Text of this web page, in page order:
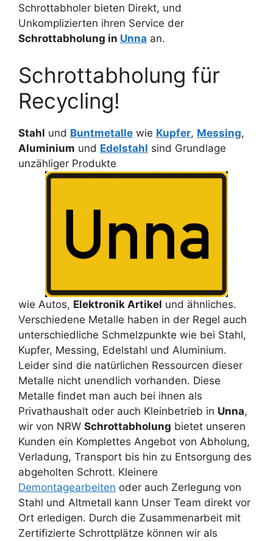
Schrottabholer bieten Direkt, und
Unkomplizierten ihren Service der
Schrottabholung in Unna an.
Schrottabholung für
Recycling!
Stahl und Buntmetalle wie Kupfer, Messing,
Aluminium und Edelstahl sind Grundlage
unzähliger Produkte
wie Autos, Elektronik Artikel und ähnliches.
Verschiedene Metalle haben in der Regel auch
unterschiedliche Schmelzpunkte wie bei Stahl,
Kupfer, Messing, Edelstahl und Aluminium.
Leider sind die natürlichen Ressourcen dieser
Metalle nicht unendlich vorhanden. Diese
Metalle findet man auch bei ihnen als
Privathaushalt oder auch Kleinbetrieb in Unna,
wir von NRW Schrottabholung bietet unseren
Kunden ein Komplettes Angebot von Abholung,
Verladung, Transport bis hin zu Entsorgung des
abgeholten Schrott. Kleinere
Demontagearbeiten oder auch Zerlegung von
Stahl und Altmetall kann Unser Team direkt vor
Ort erledigen. Durch die Zusammenarbeit mit
Zertifizierte Schrottplätze können wir als